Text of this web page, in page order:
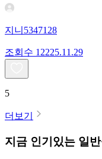
지니5347128
조회수 12225.11.29
5
더보기
지금 인기있는 일